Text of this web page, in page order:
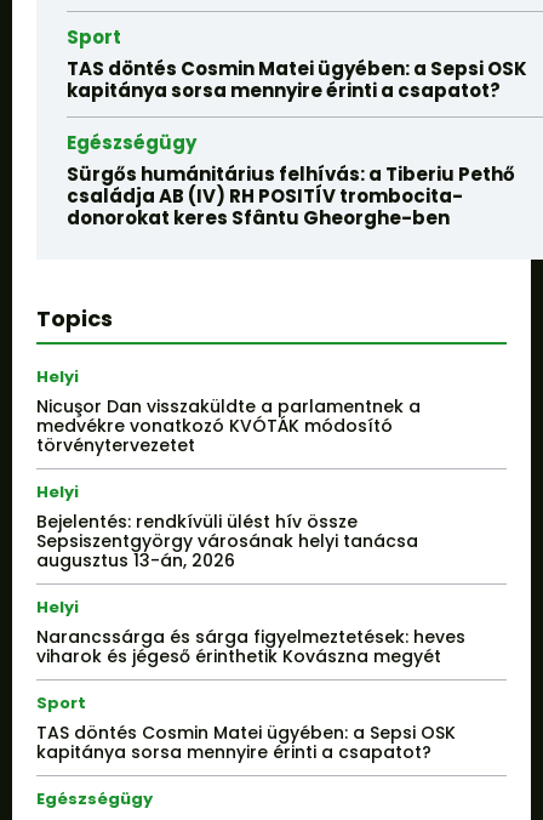
Sport
TAS döntés Cosmin Matei ügyében: a Sepsi OSK
kapitánya sorsa mennyire érinti a csapatot?
Egészségügy
Sürgős humánitárius felhívás: a Tiberiu Pethő
családja AB (IV) RH POSITÍV trombocita-
donorokat keres Sfântu Gheorghe-ben
Topics
Helyi
Nicuşor Dan visszaküldte a parlamentnek a
medvékre vonatkozó KVÓTÁK módosító
törvénytervezetet
Helyi
Bejelentés: rendkívüli ülést hív össze
Sepsiszentgyörgy városának helyi tanácsa
augusztus 13-án, 2026
Helyi
Narancssárga és sárga figyelmeztetések: heves
viharok és jégeső érinthetik Kovászna megyét
Sport
TAS döntés Cosmin Matei ügyében: a Sepsi OSK
kapitánya sorsa mennyire érinti a csapatot?
Egészségügy